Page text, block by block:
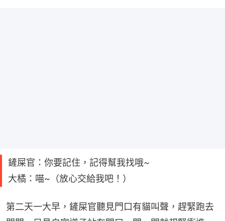
鏟屎官：你要記住，記得幫我找哦~
大橘：喵~（放心交給我吧！）
第二天一大早，鏟屎官聽見門口有貓叫聲，趕緊跑去